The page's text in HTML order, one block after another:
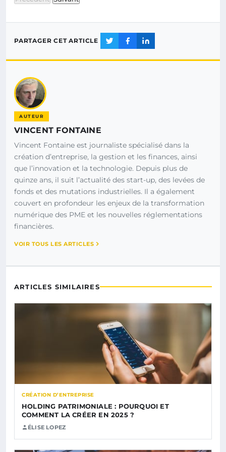
PARTAGER CET ARTICLE
AUTEUR
VINCENT FONTAINE
Vincent Fontaine est journaliste spécialisé dans la
création d’entreprise, la gestion et les finances, ainsi
que l’innovation et la technologie. Depuis plus de
quinze ans, il suit l’actualité des start-up, des levées de
fonds et des mutations industrielles. Il a également
couvert en profondeur les enjeux de la transformation
numérique des PME et les nouvelles réglementations
financières.
VOIR TOUS LES ARTICLES
ARTICLES SIMILAIRES
CRÉATION D’ENTREPRISE
HOLDING PATRIMONIALE : POURQUOI ET
COMMENT LA CRÉER EN 2025 ?
ÉLISE LOPEZ